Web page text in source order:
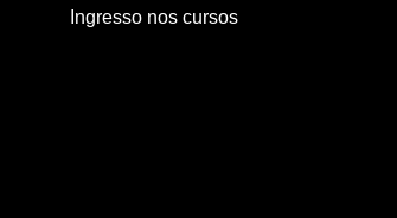
Ingresso nos cursos